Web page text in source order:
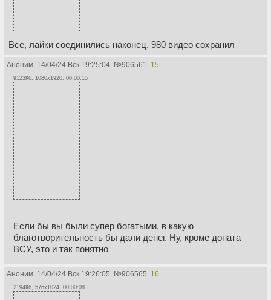
Все, лайки соединились наконец. 980 видео сохранил
Аноним 14/04/24 Вск 19:25:04 №906561 15
9123Кб, 1080x1920, 00:00:15
Если бы вы были супер богатыми, в какую
благотворительность бы дали денег. Ну, кроме доната
ВСУ, это и так понятно
Аноним 14/04/24 Вск 19:26:05 №906565 16
2194Кб, 576x1024, 00:00:08